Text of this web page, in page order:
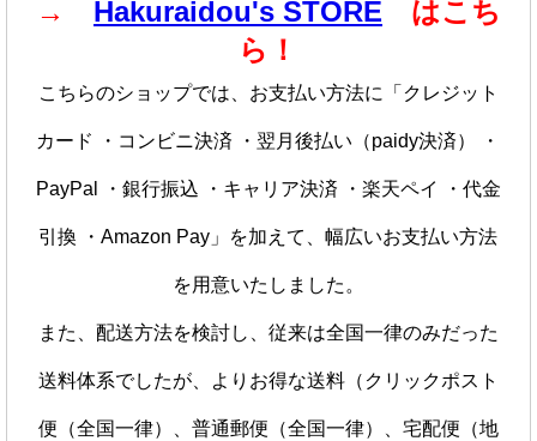
→ Hakuraidou's STORE はこち
ら！
こちらのショップでは、お支払い方法に「クレジット
カード ・コンビニ決済 ・翌月後払い（paidy決済） ・
PayPal ・銀行振込 ・キャリア決済 ・楽天ペイ ・代金
引換 ・Amazon Pay」を加えて、幅広いお支払い方法
を用意いたしました。
また、配送方法を検討し、従来は全国一律のみだった
送料体系でしたが、よりお得な送料（クリックポスト
便（全国一律）、普通郵便（全国一律）、宅配便（地